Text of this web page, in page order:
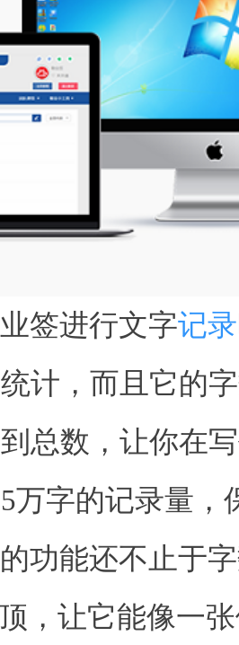
签进行文字记录
计，而且它的
总数，让你在
万字的记录量，
的功能还不止于
，让它能像一